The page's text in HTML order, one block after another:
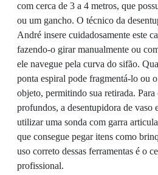
com cerca de 3 a 4 metros, que
ou um gancho. O técnico da
André insere cuidadosamente este
fazendo-o girar manualmente ou
ele navegue pela curva do sifão.
ponta espiral pode fragmentá-lo ou
objeto, permitindo sua retirada.
profundos, a desentupidora de vaso
utilizar uma sonda com garra
que consegue pegar itens como
uso correto dessas ferramentas é o
profissional.